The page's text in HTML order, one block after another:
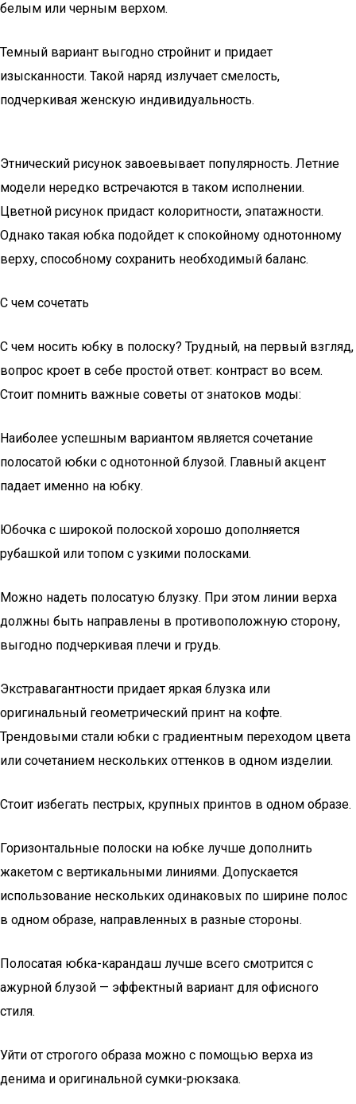
белым или черным верхом.
Темный вариант выгодно стройнит и придает
изысканности. Такой наряд излучает смелость,
подчеркивая женскую индивидуальность.
Этнический рисунок завоевывает популярность. Летние
модели нередко встречаются в таком исполнении.
Цветной рисунок придаст колоритности, эпатажности.
Однако такая юбка подойдет к спокойному однотонному
верху, способному сохранить необходимый баланс.
С чем сочетать
С чем носить юбку в полоску? Трудный, на первый взгляд,
вопрос кроет в себе простой ответ: контраст во всем.
Стоит помнить важные советы от знатоков моды:
Наиболее успешным вариантом является сочетание
полосатой юбки с однотонной блузой. Главный акцент
падает именно на юбку.
Юбочка с широкой полоской хорошо дополняется
рубашкой или топом с узкими полосками.
Можно надеть полосатую блузку. При этом линии верха
должны быть направлены в противоположную сторону,
выгодно подчеркивая плечи и грудь.
Экстравагантности придает яркая блузка или
оригинальный геометрический принт на кофте.
Трендовыми стали юбки с градиентным переходом цвета
или сочетанием нескольких оттенков в одном изделии.
Стоит избегать пестрых, крупных принтов в одном образе.
Горизонтальные полоски на юбке лучше дополнить
жакетом с вертикальными линиями. Допускается
использование нескольких одинаковых по ширине полос
в одном образе, направленных в разные стороны.
Полосатая юбка-карандаш лучше всего смотрится с
ажурной блузой — эффектный вариант для офисного
стиля.
Уйти от строгого образа можно с помощью верха из
денима и оригинальной сумки-рюкзака.